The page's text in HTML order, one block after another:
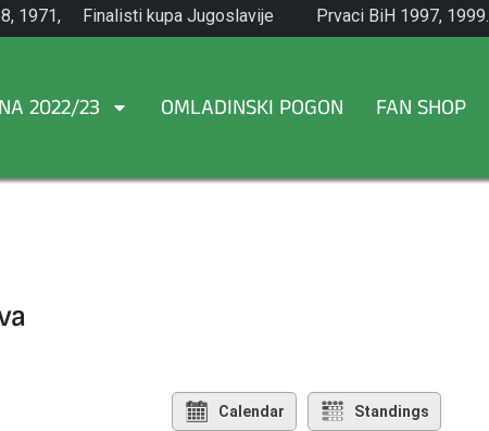
1971,
Finalisti kupa Jugoslavije
1965.
Prvaci BiH 1997, 1999.
2022/23 OMLADINSKI POGON FAN SHOP
Calendar Standings